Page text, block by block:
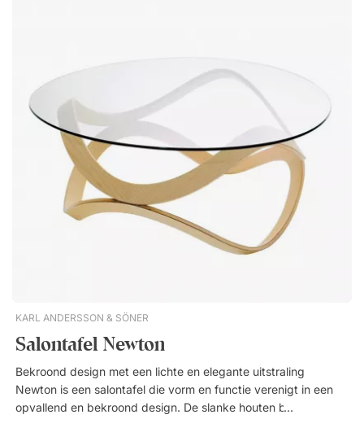
KARL ANDERSSON & SÖNER
Salontafel Newton
Bekroond design met een lichte en elegante uitstraling
Newton is een salontafel die vorm en functie verenigt in een
opvallend en bekroond design. De slanke houten basis in